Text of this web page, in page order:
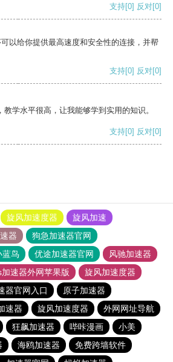
支持[0] 反对[0]
以给你提供最高速度和安全性的连接，并帮
支持[0] 反对[0]
学水平很高，让我能够学到实用的知识。
支持[0] 反对[0]
旋风加速度器
旋风加速
器
狗急加速器官网
蓝鸟 优途加速器官网
风驰加速器
速器外网苹果版
旋风加速度器
器官网入口
原子加速器
速器 旋风加速度器
外网网址导航
狂飙加速器 哔咔漫画
小美
海鸥加速器
免费跨墙软件